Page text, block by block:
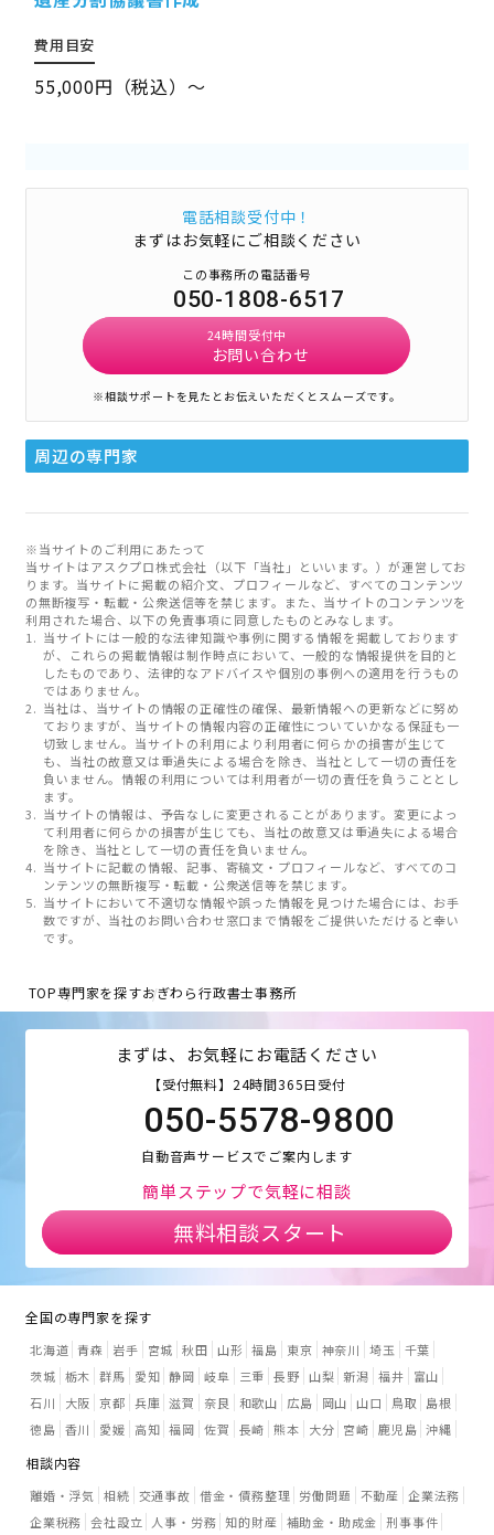
費用目安
55,000円（税込）～
電話相談受付中！
まずはお気軽にご相談ください
この事務所の電話番号
050-1808-6517
24時間受付中
お問い合わせ
※相談サポートを見たとお伝えいただくとスムーズです。
周辺の専門家
※当サイトのご利用にあたって
当サイトはアスクプロ株式会社（以下「当社」といいます。）が運営してお
ります。当サイトに掲載の紹介文、プロフィールなど、すべてのコンテンツ
の無断複写・転載・公衆送信等を禁じます。また、当サイトのコンテンツを
利用された場合、以下の免責事項に同意したものとみなします。
当サイトには一般的な法律知識や事例に関する情報を掲載しております
が、これらの掲載情報は制作時点において、一般的な情報提供を目的と
したものであり、法律的なアドバイスや個別の事例への適用を行うもの
ではありません。
当社は、当サイトの情報の正確性の確保、最新情報への更新などに努め
ておりますが、当サイトの情報内容の正確性についていかなる保証も一
切致しません。当サイトの利用により利用者に何らかの損害が生じて
も、当社の故意又は重過失による場合を除き、当社として一切の責任を
負いません。情報の利用については利用者が一切の責任を負うこととし
ます。
当サイトの情報は、予告なしに変更されることがあります。変更によっ
て利用者に何らかの損害が生じても、当社の故意又は重過失による場合
を除き、当社として一切の責任を負いません。
当サイトに記載の情報、記事、寄稿文・プロフィールなど、すべてのコ
ンテンツの無断複写・転載・公衆送信等を禁じます。
当サイトにおいて不適切な情報や誤った情報を見つけた場合には、お手
数ですが、当社のお問い合わせ窓口まで情報をご提供いただけると幸い
です。
TOP専門家を探すおぎわら行政書士事務所
まずは、お気軽にお電話ください
【受付無料】24時間365日受付
050-5578-9800
自動音声サービスでご案内します
簡単ステップで気軽に相談
無料相談スタート
全国の専門家を探す
北海道 青森 岩手 宮城 秋田 山形 福島 東京 神奈川 埼玉
千葉
茨城 栃木 群馬 愛知 静岡 岐阜 三重 長野 山梨 新潟 福井
富山
石川
大阪 京都 兵庫 滋賀 奈良 和歌山 広島 岡山 山口 鳥取
島根
徳島 香川 愛媛 高知 福岡 佐賀 長崎 熊本 大分 宮崎 鹿児島 沖縄
相談内容
離婚・浮気 相続 交通事故 借金・債務整理 労働問題 不動産 企業法務
企業税務 会社設立 人事・労務 知的財産 補助金・助成金 刑事事件